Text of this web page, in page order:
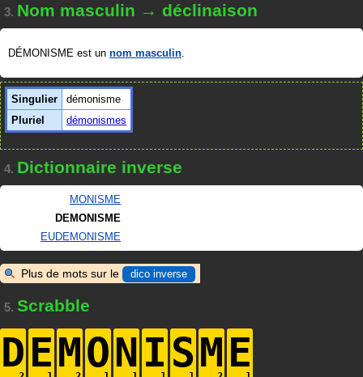
3. Nom masculin → déclinaison
DÉMONISME est un nom masculin.
Singulier
démonisme
Pluriel
démonismes
4. Dictionnaire inverse
MONISME
DEMONISME
EUDEMONISME
Plus de mots sur le dico inverse
5. Scrabble
DEMONI SME